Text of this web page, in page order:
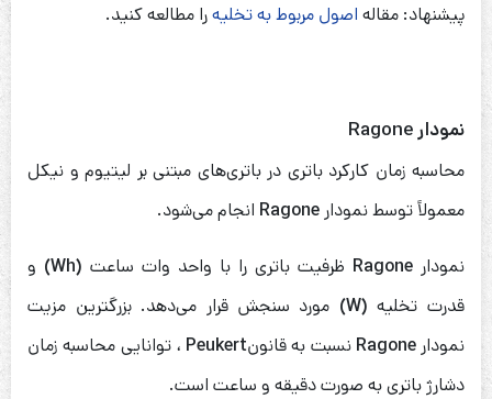
پیشنهاد: مقاله اصول مربوط به تخلیهرا مطالعه کنید.
نمودار
محاسبه زمان کارکرد باتری در باتری‌های مبتنی بر لیتیوم و نیکل
معمولاً توسط نمودار Ragone انجام می‌شود.
نمودار Ragone ظرفیت باتری را با واحد وات ساعت (Wh)
و
قدرت تخلیه (W)
مورد سنجش قرار می‌دهد. بزرگترین مزیت
نمودارRagone نسبت به قانونPeukert ، توانایی محاسبه زمان
دشارژ باتری به صورت دقیقه و ساعت است.